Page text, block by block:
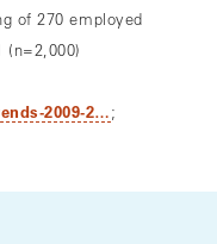
of 270 employed
(n=2,000)
2009-2…;